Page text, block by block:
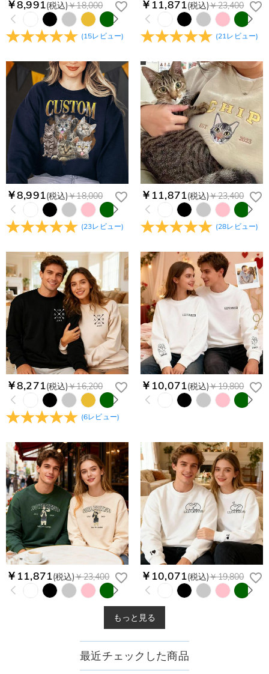
￥8,991(税込)￥18,000
(15レビュー)
￥11,871(税込)￥23,400
(21レビュー)
￥8,991(税込)￥18,000
(23レビュー)
￥11,871(税込)￥23,400
(28レビュー)
￥8,271(税込)￥16,200
(6レビュー)
￥10,071(税込)￥19,800
￥11,871(税込)￥23,400 ￥10,071(税込)￥19,800
もっと見る
最近チェックした商品